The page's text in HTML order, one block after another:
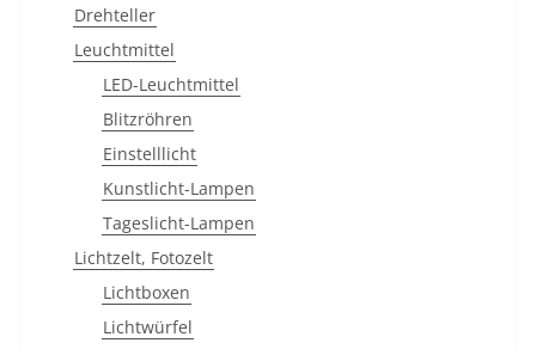
Drehteller
Leuchtmittel
LED-Leuchtmittel
Blitzröhren
Einstelllicht
Kunstlicht-Lampen
Tageslicht-Lampen
Lichtzelt, Fotozelt
Lichtboxen
Lichtwürfel